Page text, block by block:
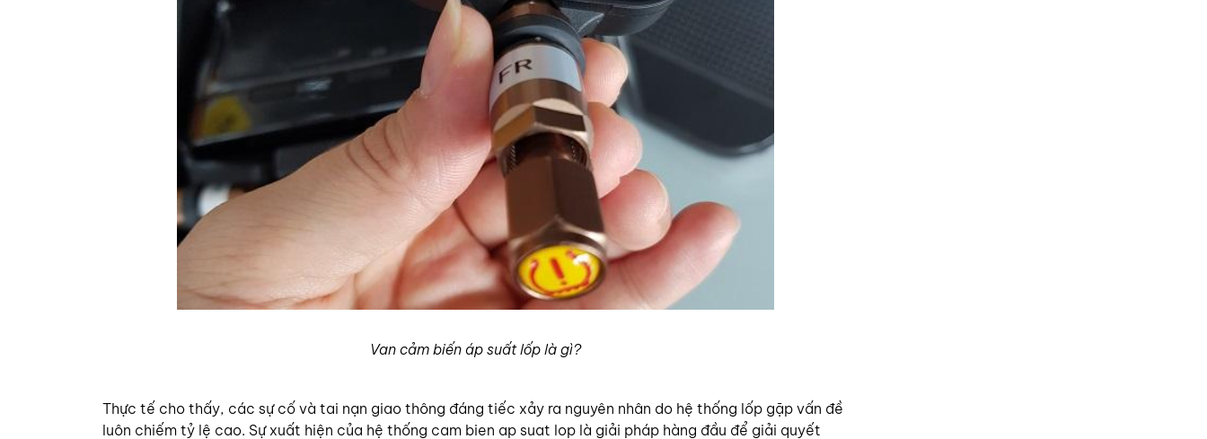
Van cảm biến áp suất lốp là gì?
Thực tế cho thấy, các sự cố và tai nạn giao thông đáng tiếc xảy ra nguyên nhân do hệ thống lốp gặp vấn đề
luôn chiếm tỷ lệ cao. Sự xuất hiện của hệ thống cam bien ap suat lop là giải pháp hàng đầu để giải quyết